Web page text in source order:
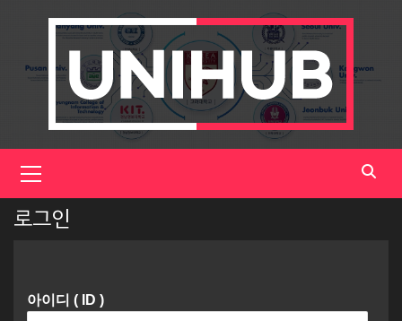
Menu
로그인
아이디 ( ID )